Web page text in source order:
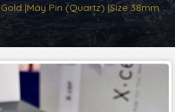
|Máy Pin (Quartz) |Size 38mm